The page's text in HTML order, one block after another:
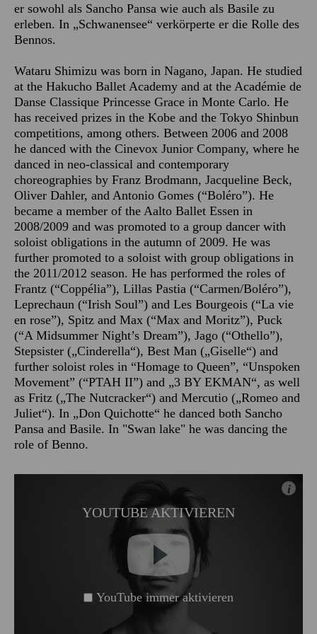
er sowohl als Sancho Pansa wie auch als Basile zu
erleben. In „Schwanensee“ verkörperte er die Rolle des
Bennos.
Wataru Shimizu was born in Nagano, Japan. He studied
at the Hakucho Ballet Academy and at the Académie de
Danse Classique Princesse Grace in Monte Carlo. He
has received prizes in the Kobe and the Tokyo Shinbun
competitions, among others. Between 2006 and 2008
he danced with the Cinevox Junior Company, where he
danced in neo-classical and contemporary
choreographies by Franz Brodmann, Jacqueline Beck,
Oliver Dahler, and Antonio Gomes (“Boléro”). He
became a member of the Aalto Ballet Essen in
2008/2009 and was promoted to a group dancer with
soloist obligations in the autumn of 2009. He was
further promoted to a soloist with group obligations in
the 2011/2012 season. He has performed the roles of
Frantz (“Coppélia”), Lillas Pastia (“Carmen/Boléro”),
Leprechaun (“Irish Soul”) and Les Bourgeois (“La vie
en rose”), Spitz and Max (“Max and Moritz”), Puck
(“A Midsummer Night’s Dream”), Jago (“Othello”),
Stepsister („Cinderella“), Best Man („Giselle“) and
further soloist roles in “Homage to Queen”, “Unspoken
Movement” (“PTAH II”) and „3 BY EKMAN“, as well
as Fritz („The Nutcracker“) and Mercutio („Romeo and
Juliet“). In „Don Quichotte“ he danced both Sancho
Pansa and Basile. In "Swan lake" he was dancing the
role of Benno.
YOUTUBE AKTIVIEREN
i
YouTube immer aktivieren